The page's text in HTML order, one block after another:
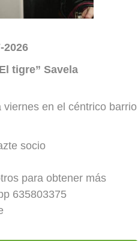
2026
tigre” Savela
en el céntrico barrio
socio
para obtener más
635803375